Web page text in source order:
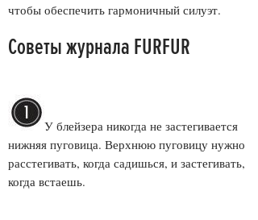
чтобы обеспечить гармоничный силуэт.
Советы журнала FURFUR
У блейзера никогда не застегивается
нижняя пуговица. Верхнюю пуговицу нужно
расстегивать, когда садишься, и застегивать,
когда встаешь.